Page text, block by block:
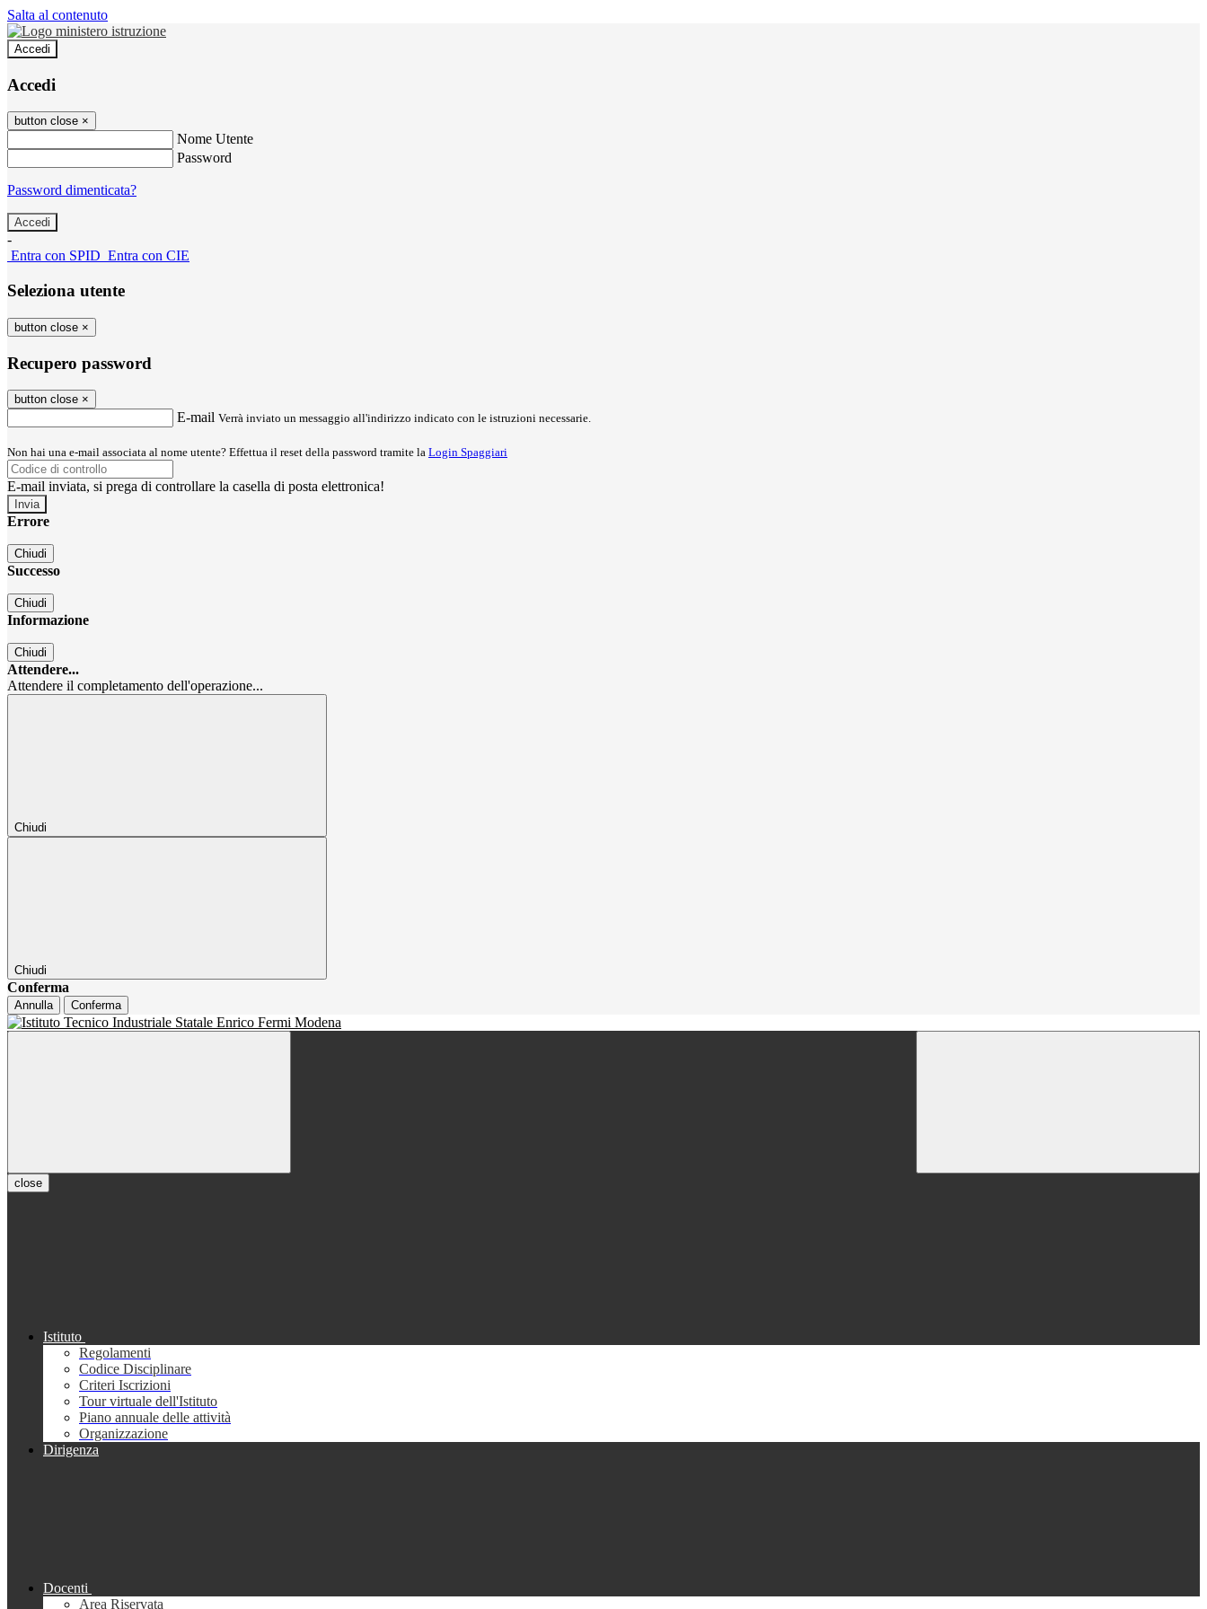
Salta al contenuto
Accedi
Accedi
button close ×
Nome Utente
Password
Password dimenticata?
-
Entra con SPID Entra con CIE
Seleziona utente
button close ×
Recupero password
button close ×
E-mail Verrà inviato un messaggio all'indirizzo indicato con le istruzioni necessarie.
Non hai una e-mail associata al nome utente? Effettua il reset della password tramite la Login Spaggiari
E-mail inviata, si prega di controllare la casella di posta elettronica!
Errore
Chiudi
Successo
Chiudi
Informazione
Chiudi
Attendere...
Attendere il completamento dell'operazione...
Chiudi
Chiudi
Conferma
Annulla Conferma
close
Istituto
Regolamenti
Codice Disciplinare
Criteri Iscrizioni
Tour virtuale dell'Istituto
Piano annuale delle attività
Organizzazione
Dirigenza
Docenti
Area Riservata